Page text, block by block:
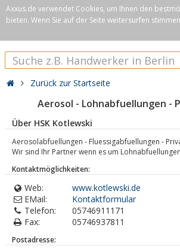
Axxus.de verwendet Cookies, um Ihnen den
bieten. Wenn Sie auf der Seite weitersurfen
Zurück zur Startseite
Aerosol - Lohnabfuellungen -
Über HSK Kotlewski
Aerosolabfuellungen - Fluessigabfuellungen -
Wir sind Ihr Partner wenn es um
Kontaktmöglichkeiten:
Web:
www.kotlewski.de
EMail:
Kontaktformular
Telefon:
05746911171
Fax:
05746937811
Postadresse: